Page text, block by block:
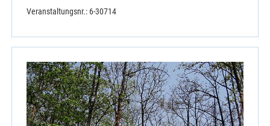
Veranstaltungsnr.: 6-30714